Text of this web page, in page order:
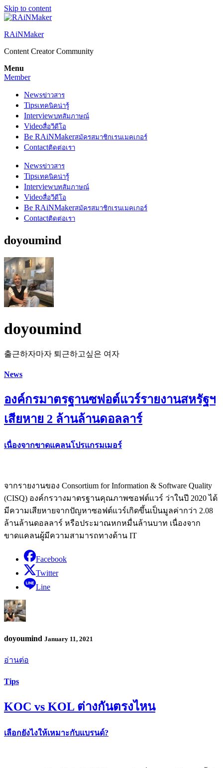
Skip to content
RAiNMaker
Content Creator Community
Menu
Member
Newsข่าวสาร
Tipsเทคนิคน่ารู้
Interviewบทสัมภาษณ์
Videoสื่อวีดีโอ
Be RAiNMakerสมัครสมาชิกเรนเมคเกอร์
Contactติดต่อเรา
Newsข่าวสาร
Tipsเทคนิคน่ารู้
Interviewบทสัมภาษณ์
Videoสื่อวีดีโอ
Be RAiNMakerสมัครสมาชิกเรนเมคเกอร์
Contactติดต่อเรา
doyoumind
doyoumind
출근하자마자 퇴근하고싶은 여자
News
องค์กรมาตรฐานซฟอต์แวร์รายงานสหรัฐฯ
เสียหาย 2 ล้านล้านดอลลาร์
เนื่องจากขาดแคลนโปรแกรมเมอร์
จากรายงานของ Consortium for Information & Software Quality
(CISQ) องค์กรวางมาตรฐานคุณภาพซอฟต์แวร์ ว่าในปี 2020 ได้
มีความเสียหายจากปัญหาซอฟต์แวร์เกิดขึ้นเป็นมูลค่ากว่า 2.08
ล้านล้านดอลลาร์ หรือประมาณหกหมื่นล้านบาท เนื่องจาก
ขาดแคลนผู้มีความสามารถทางด้าน IT
Facebook
Twitter
Line
doyoumind January 11, 2021
อ่านต่อ
Tips
KOC vs KOL ต่างกันตรงไหน
เลือกยังไงให้เหมาะกับแบรนด์?